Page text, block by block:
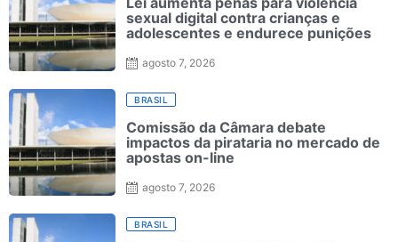
sexual digital contra crianças e
adolescentes e endurece punições
agosto 7, 2026
BRASIL
Comissão da Câmara debate
impactos da pirataria no mercado de
apostas on-line
agosto 7, 2026
BRASIL